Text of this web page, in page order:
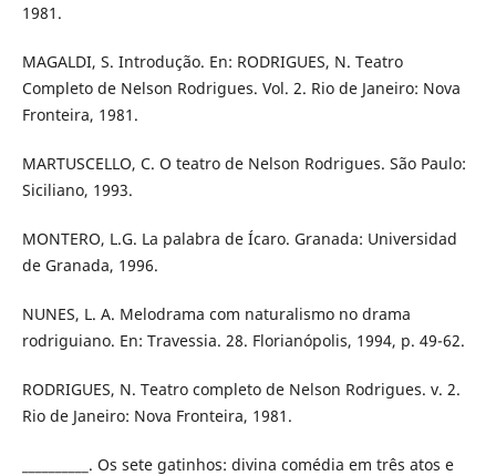
1981.
MAGALDI, S. Introdução. En: RODRIGUES, N. Teatro
Completo de Nelson Rodrigues. Vol. 2. Rio de Janeiro: Nova
Fronteira, 1981.
MARTUSCELLO, C. O teatro de Nelson Rodrigues. São Paulo:
Siciliano, 1993.
MONTERO, L.G. La palabra de Ícaro. Granada: Universidad
de Granada, 1996.
NUNES, L. A. Melodrama com naturalismo no drama
rodriguiano. En: Travessia. 28. Florianópolis, 1994, p. 49-62.
RODRIGUES, N. Teatro completo de Nelson Rodrigues. v. 2.
Rio de Janeiro: Nova Fronteira, 1981.
__________. Os sete gatinhos: divina comédia em três atos e